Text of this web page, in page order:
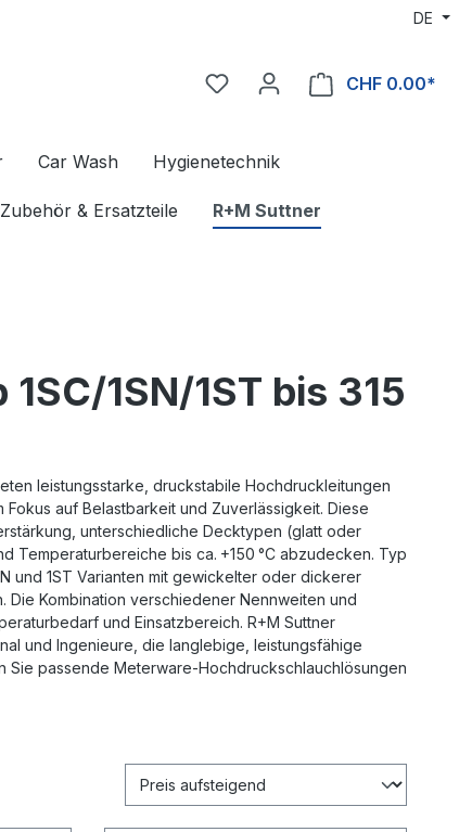
DE
CHF 0.00*
Car Wash Hygienetechnik
Zubehör & Ersatzteile R+M Suttner
1SN/1ST bis 315
leistungsstarke, druckstabile Hochdruckleitungen
auf Belastbarkeit und Zuverlässigkeit. Diese
unterschiedliche Decktypen (glatt oder
Temperaturbereiche bis ca. +150 °C abzudecken. Typ
und 1ST Varianten mit gewickelter oder dickerer
Kombination verschiedener Nennweiten und
und Einsatzbereich. R+M Suttner
und Ingenieure, die langlebige, leistungsfähige
passende Meterware‑Hochdruckschlauchlösungen